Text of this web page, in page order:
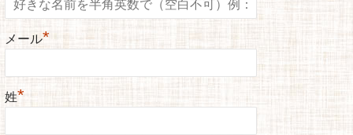
メール*
姓*